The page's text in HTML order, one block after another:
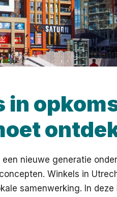
in
nieuwe generatie
Winkels in
samenwerking. In